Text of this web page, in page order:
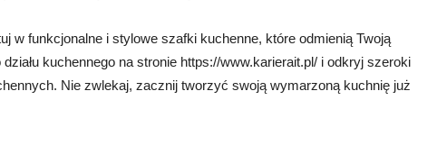
w funkcjonalne i stylowe szafki kuchenne, które odmienią Twoją
kuchennego na stronie https://www.karierait.pl/ i odkryj szeroki
Nie zwlekaj, zacznij tworzyć swoją wymarzoną kuchnię już